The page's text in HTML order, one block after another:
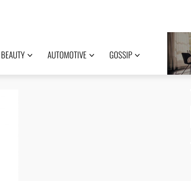
BEAUTY AUTOMOTIVE GOSSIP